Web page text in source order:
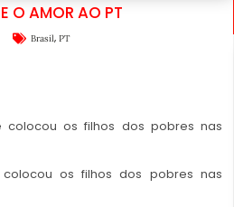
O AMOR AO PT
Brasil, PT
colocou os filhos dos pobres nas
os filhos dos pobres nas